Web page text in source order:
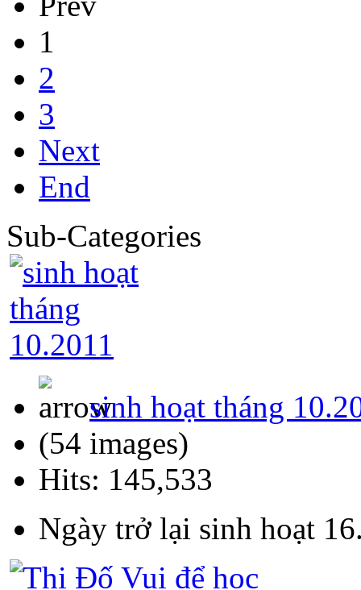
1
2
3
Next
End
Sub-Categories
sinh hoạt tháng
(54 images)
Hits: 145,533
Ngày trở lại sinh hoạt